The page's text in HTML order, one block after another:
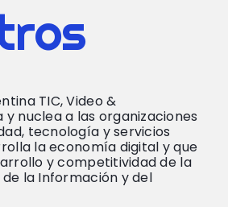
TIC, Video &
nuclea a las organizaciones
tecnología y servicios
la economía digital y que
y competitividad de la
la Información y del